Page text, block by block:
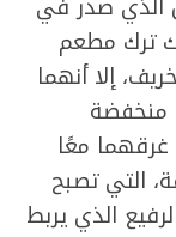
ترك مطعم
إلا أنهما
منخفضة
غرقهما معًا
التي تصبح
الذي يربط